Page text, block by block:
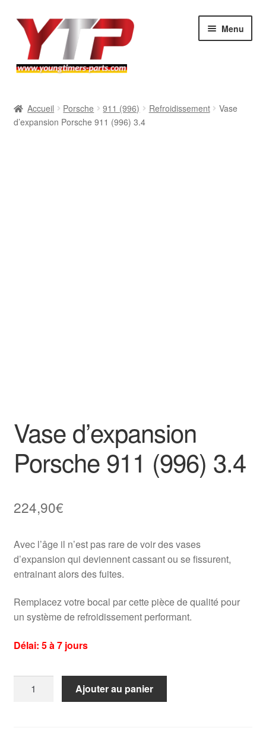
Aller
navigation
Aller
contenu
Menu
BMW
Accueil Porsche 911 (996) Refroidissement
Vase
d’expansion Porsche 911 (996) 3.4
Vase d’expansion
Porsche 911 (996) 3.4
224,90€
Avec l’âge il n’est pas rare de voir des vases
d’expansion qui deviennent cassant ou se fissurent,
entrainant alors des fuites.
Remplacez votre bocal par cette pièce de qualité pour
un système de refroidissement performant.
Délai: 5 à 7 jours
Ajouter au panier